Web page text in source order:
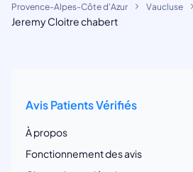
Provence-Alpes-Côte d'Azur Vaucluse
Jeremy Cloitre chabert
Avis Patients Vérifiés
À propos
Fonctionnement des avis